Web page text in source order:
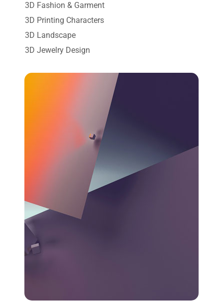
3D Fashion & Garment
3D Printing Characters
3D Landscape
3D Jewelry Design